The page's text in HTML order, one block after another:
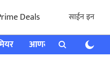
Deals साईन इन
आणखी राशी भविष्य